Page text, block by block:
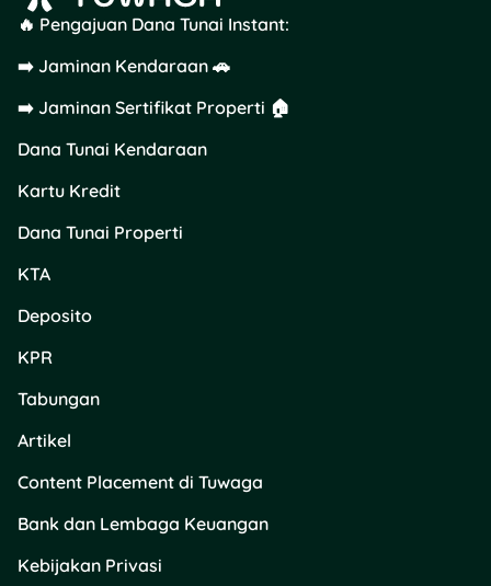
Unduh aplikasi Cek
Bansos
via Play Store
atau App Store.
Buka aplikasi dan
Bansos.
(provinsi,
kabupaten/kota,
kecamatan,
Masukkan kode
bansos, status penerimaan,
akan langsung muncul.
di Website Kemensos
🔥 Pengajuan Dana Tunai Instant:
➡️ Jaminan Kendaraan 🚗
➡️ Jaminan Sertifikat Properti 🏠
Dana Tunai Kendaraan
Kartu Kredit
Dana Tunai Properti
KTA
Deposito
KPR
Tabungan
Artikel
Content Placement di Tuwaga
Bank dan Lembaga Keuangan
Kebijakan Privasi